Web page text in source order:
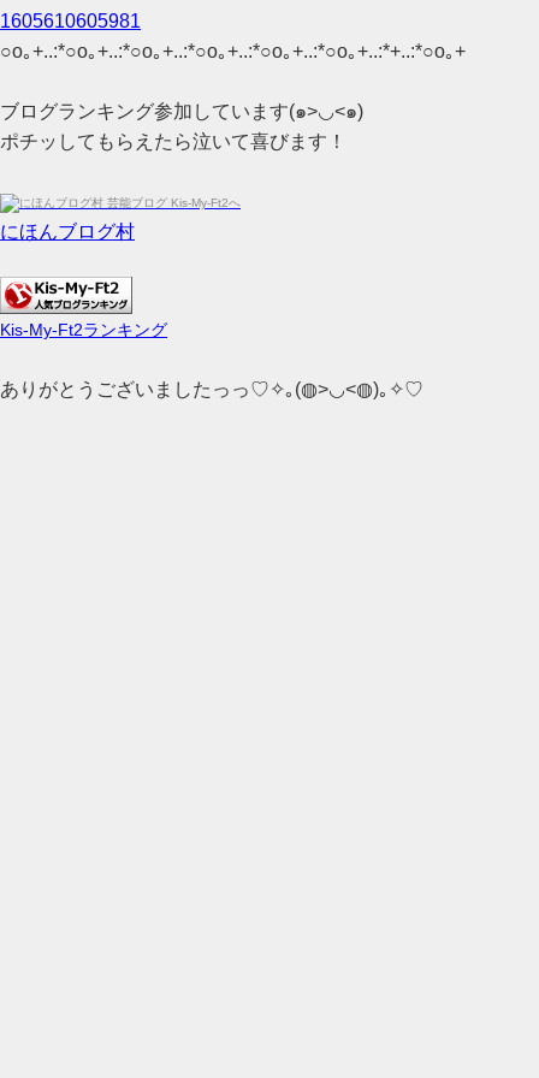
1605610605981
○o｡+..:*○o｡+..:*○o｡+..:*○o｡+..:*○o｡+..:*○o｡+..:*+..:*○o｡+
ブログランキング参加しています(๑>◡<๑)
ポチッしてもらえたら泣いて喜びます！
にほんブログ村
Kis-My-Ft2ランキング
ありがとうございましたっっ♡✧｡(◍>◡<◍)｡✧♡